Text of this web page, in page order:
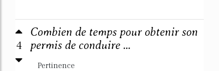
4
Combien de temps pour obtenir son
permis de conduire ...
Pertinence